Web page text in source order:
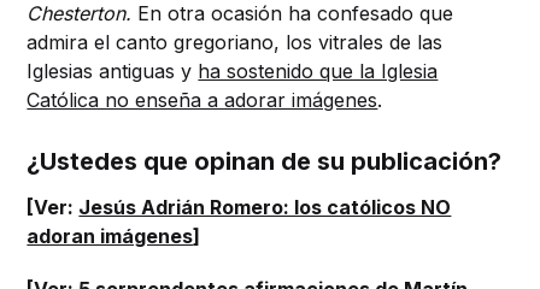
Chesterton. En otra ocasión ha confesado que
admira el canto gregoriano, los vitrales de las
Iglesias antiguas y ha sostenido que la Iglesia
Católica no enseña a adorar imágenes.
¿Ustedes que opinan de su publicación?
[Ver: Jesús Adrián Romero: los católicos NO
adoran imágenes]